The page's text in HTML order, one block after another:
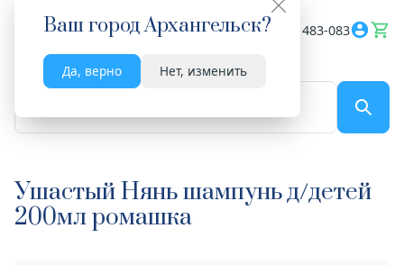
Ваш городАрхангельск?
Да, верно Нет, изменить
Весь сайт 8182 483-083
Ушастый Нянь шампунь д/детей
200мл ромашка